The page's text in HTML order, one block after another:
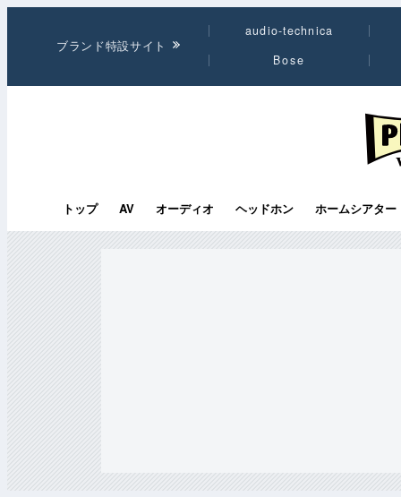
ブランド特設サイト
audio-technica
Bose
トップ AV オーディオ ヘッドホン ホームシアター